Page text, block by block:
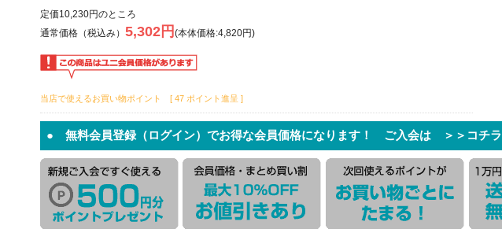
定価10,230円のところ
通常価格（税込み） 5,302円 (本体価格:4,820円)
当店で使えるお買い物ポイント [ 47 ポイント進呈 ]
● 無料会員登録（ログイン）でお得な会員価格になります！ ご入会は ＞＞コチラ